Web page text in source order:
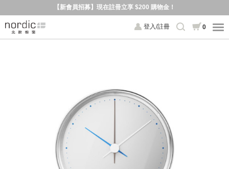
【新會員招募】現在註冊立享 $200 購物金！
登入/註冊 0